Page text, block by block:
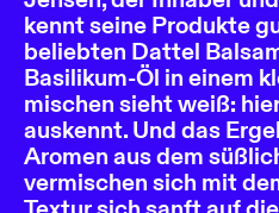
kennt seine Produkte
beliebten Dattel
Basilikum-Öl in einem
mischen sieht weiß:
auskennt. Und das
Aromen aus dem
vermischen sich mit